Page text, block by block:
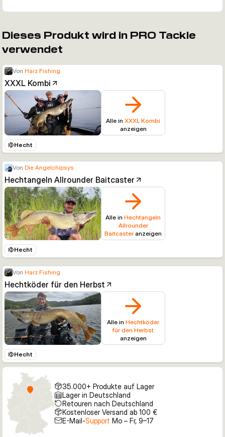
Dieses Produkt wird in PRO Tackle
verwendet
Von Harz Fishing
XXXL Kombi
Alle in XXXL Kombi
anzeigen
Hecht
Von Die Angelchipsys
Hechtangeln Allrounder Baitcaster
Alle in Hechtangeln
Allrounder
Baitcaster anzeigen
Hecht
Von Harz Fishing
Hechtköder für den Herbst
Alle in Hechtköder
für den Herbst
anzeigen
Hecht
35.000+ Produkte auf Lager
Lager in Deutschland
Retouren nach Deutschland
Kostenloser Versand ab 100 €
E-Mail-Support Mo – Fr, 9–17